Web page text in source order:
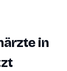
in